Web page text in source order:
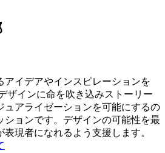
アイデアやインスピレーションを
ザインに命を吹き込みストーリー
ュアライゼーションを可能にするの
ションです。デザインの可能性を最
現者になれるよう支援します。